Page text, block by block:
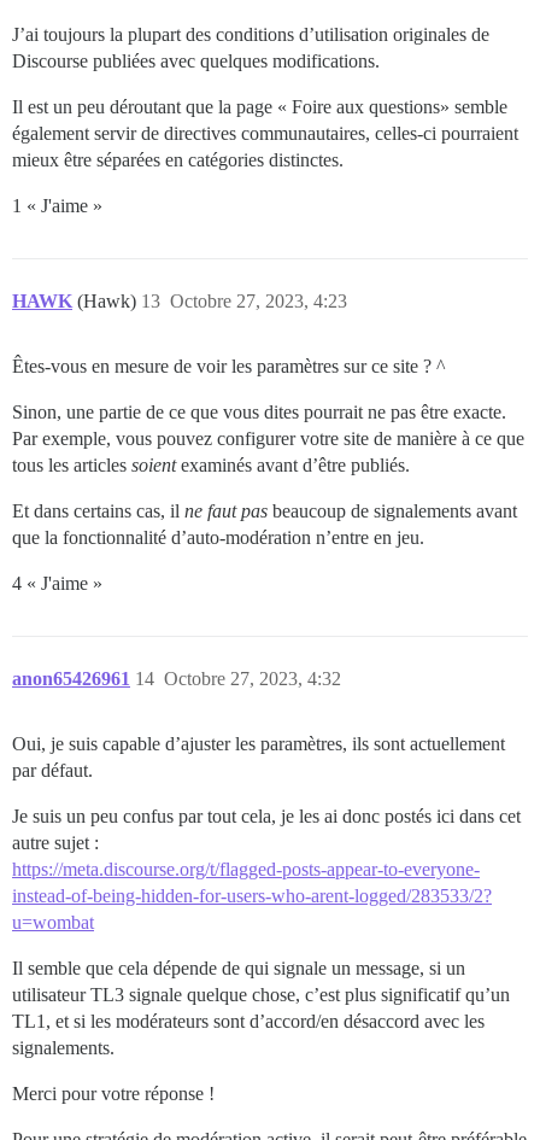
J’ai toujours la plupart des conditions d’utilisation originales de
Discourse publiées avec quelques modifications.
Il est un peu déroutant que la page « Foire aux questions» semble
également servir de directives communautaires, celles-ci pourraient
mieux être séparées en catégories distinctes.
1 « J'aime »
HAWK (Hawk) Octobre 27, 2023, 4:23
13
Êtes-vous en mesure de voir les paramètres sur ce site ? ^
Sinon, une partie de ce que vous dites pourrait ne pas être exacte.
Par exemple, vous pouvez configurer votre site de manière à ce que
tous les articles soientexaminés avant d’être publiés.
Et dans certains cas, il ne faut pas beaucoup de signalements avant
que la fonctionnalité d’auto-modération n’entre en jeu.
4 « J'aime »
anon65426961 Octobre 27, 2023, 4:32
14
Oui, je suis capable d’ajuster les paramètres, ils sont actuellement
par défaut.
Je suis un peu confus par tout cela, je les ai donc postés ici dans cet
autre sujet :
https://meta.discourse.org/t/flagged-posts-appear-to-everyone-
instead-of-being-hidden-for-users-who-arent-logged/283533/2?
u=wombat
Il semble que cela dépende de qui signale un message, si un
utilisateur TL3 signale quelque chose, c’est plus significatif qu’un
TL1, et si les modérateurs sont d’accord/en désaccord avec les
signalements.
Merci pour votre réponse !